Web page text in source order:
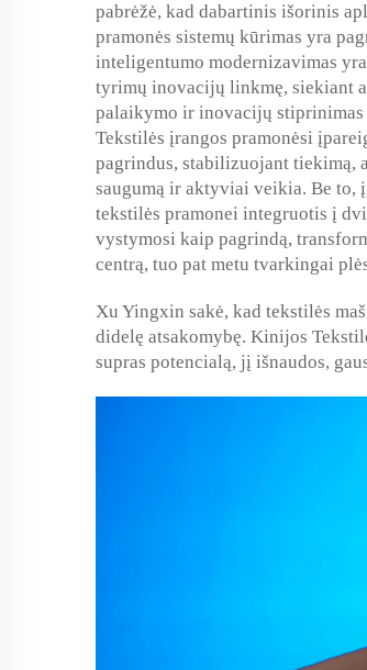
pabrėžė, kad dabartinis išorinis
pramonės sistemų kūrimas yra
inteligentumo modernizavimas
tyrimų inovacijų linkmę, siekiant
palaikymo ir inovacijų stiprinimas
Tekstilės įrangos pramonėsi
pagrindus, stabilizuojant tiekimą,
saugumą ir aktyviai veikia. Be to,
tekstilės pramonei integruotis į
vystymosi kaip pagrindą,
centrą, tuo pat metu tvarkingai
Xu Yingxin sakė, kad tekstilės
didelę atsakomybę. Kinijos
supras potencialą, jį išnaudos,